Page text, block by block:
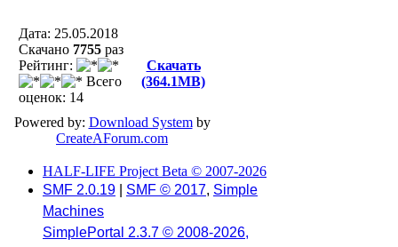
Дата: 25.05.2018
Скачано 7755 раз
Рейтинг:
Всего
оценок: 14
Скачать
(364.1MB)
Powered by: Download Systemby
CreateAForum.com
HALF-LIFE Project Beta © 2007-2026
SMF 2.0.19
SMF © 2017, Simple
Machines
SimplePortal 2.3.7 © 2008-2026,